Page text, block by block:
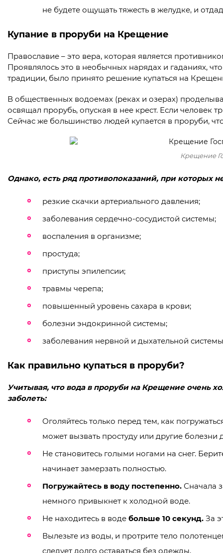
не будете ощущать тяжесть в желудке, и
Купание в проруби на Крещение
Православие – это вера, которая является
Проявлялось это в необычных нарядах и гаданиях,
традиции, было принято решение купаться на
В общественных водоемах (реках и озерах)
освящал прорубь, опуская в нее крест. Если человек
Сейчас же большинство людей купается в проруби,
Крещение
Однако, есть ряд противопоказаний, при которых
резкие скачки артериального давления;
заболевания сердечно-сосудистой системы;
воспаления в организме;
простуда;
приступы эпилепсии;
травмы черепа;
повышенный уровень сахара в крови;
болезни эндокринной системы;
заболевания нервной и дыхательной
Как правильно купаться в проруби?
Учитывая, что вода в проруби на Крещение очень
заболеть:
Оголяйтесь только перед тем, как
может вызвать простуду или другие болезни
Не становитесь голыми ногами на снег.
начинает замерзать полностью.
Погружайтесь в воду постепенно. Сначала
немного привыкнет к холодной воде.
Не находитесь в воде больше 10 секунд. За
Вылезьте из воды, и протрите тело
следует долго оставаться без одежды.